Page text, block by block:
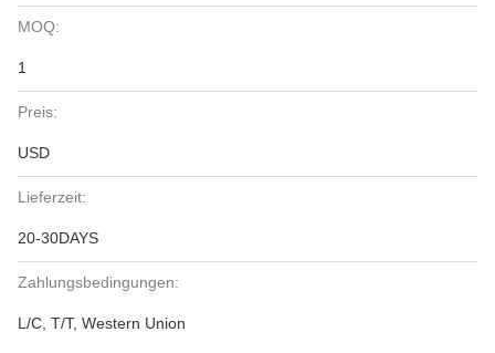
MOQ:
1
Preis:
USD
Lieferzeit:
20-30DAYS
Zahlungsbedingungen:
L/C, T/T, Western Union